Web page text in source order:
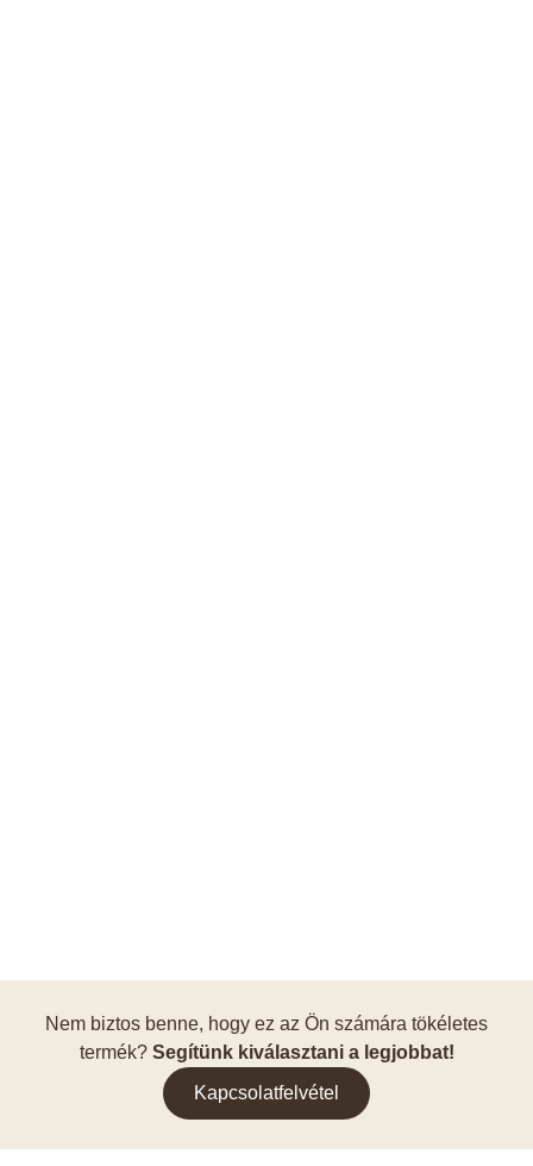
Nem biztos benne, hogy ez az Ön számára tökéletes
termék? Segítünk kiválasztani a legjobbat!
Kapcsolatfelvétel